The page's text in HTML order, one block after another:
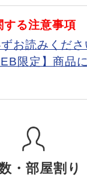
する注意事項
お読みくださ
限定】商品
・部屋割り